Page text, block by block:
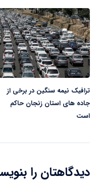
ترافیک نیمه سنگین در برخی از
جاده های استان زنجان حاکم
است
دیدگاهتان را